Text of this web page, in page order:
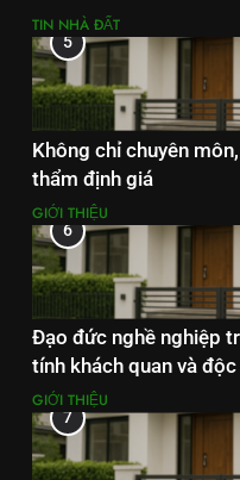
TIN NHÀ ĐẤT
5
Không chỉ chuyên
thẩm định giá
GIỚI THIỆU
6
Đạo đức nghề nghiệp
tính khách quan và
GIỚI THIỆU
7